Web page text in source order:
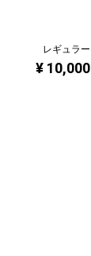
レギュラー
¥ 10,000